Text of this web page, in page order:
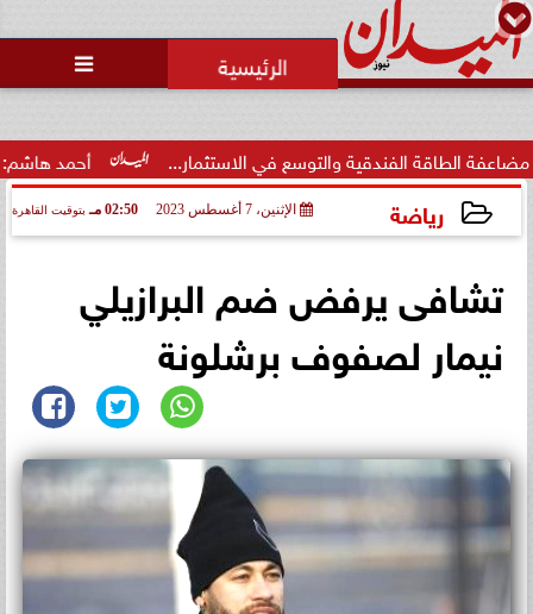

أحمد هاشم: الإعلام مُطالب بتطهير في الاستثمار...
رياضة الإثنين، 7 أغسطس 2023 02:50 مـ بتوقيت القاهرة
تشافى يرفض ضم البرازيلي
نيمار لصفوف برشلونة
وزارة الداخلية تفتح باب التقديم
لحج القرعة 2027.. اعرف الشروط